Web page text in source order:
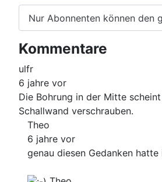
Nur Abonnenten können den
Kommentare
ulfr
6 jahre vor
Die Bohrung in der Mitte
Schallwand verschrauben.
Theo
6 jahre vor
genau diesen Gedanken